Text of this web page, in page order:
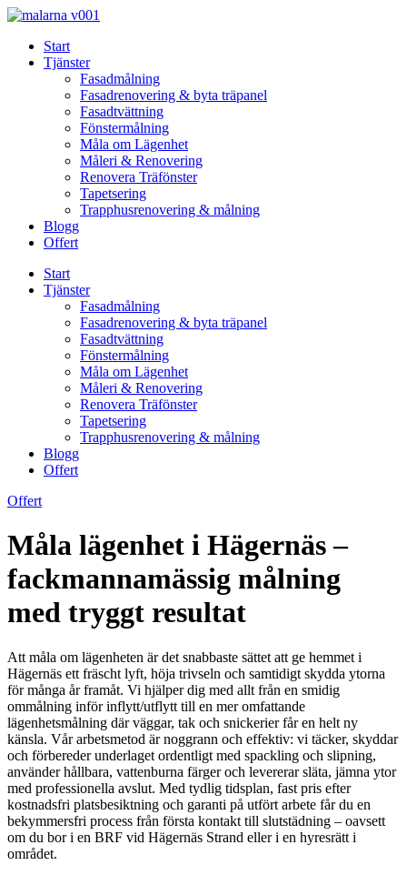
Skip
contentStart
Tjänster
Fasadmålning
Fasadrenovering & byta träpanel
Fasadtvättning
Fönstermålning
Måla om Lägenhet
Måleri & Renovering
Renovera Träfönster
Tapetsering
Trapphusrenovering & målning
Blogg
Offert
Start
Tjänster
Fasadmålning
Fasadrenovering & byta träpanel
Fasadtvättning
Fönstermålning
Måla om Lägenhet
Måleri & Renovering
Renovera Träfönster
Tapetsering
Trapphusrenovering & målning
Blogg
Offert
Offert
Måla lägenhet i Hägernäs –
fackmannamässig målning
med tryggt resultat
Att måla om lägenheten är det snabbaste sättet att ge hemmet i
Hägernäs ett fräscht lyft, höja trivseln och samtidigt skydda ytorna
för många år framåt. Vi hjälper dig med allt från en smidig
ommålning inför inflytt/utflytt till en mer omfattande
lägenhetsmålning där väggar, tak och snickerier får en helt ny
känsla. Vår arbetsmetod är noggrann och effektiv: vi täcker, skyddar
och förbereder underlaget ordentligt med spackling och slipning,
använder hållbara, vattenburna färger och levererar släta, jämna ytor
med professionella avslut. Med tydlig tidsplan, fast pris efter
kostnadsfri platsbesiktning och garanti på utfört arbete får du en
bekymmersfri process från första kontakt till slutstädning – oavsett
om du bor i en BRF vid Hägernäs Strand eller i en hyresrätt i
området.